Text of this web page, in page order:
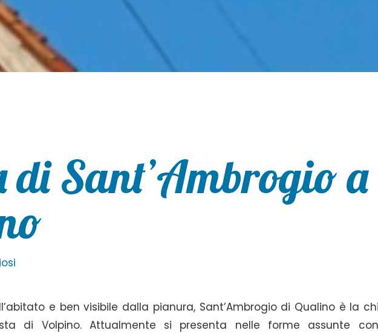
di Sant’Ambrogio a
e ben visibile dalla pianura, Sant’Ambrogio di Qualino è la
di Volpino. Attualmente si presenta nelle forme assunte